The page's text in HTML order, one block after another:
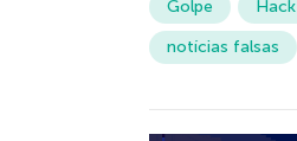
Golpe
Hack
notícias falsas